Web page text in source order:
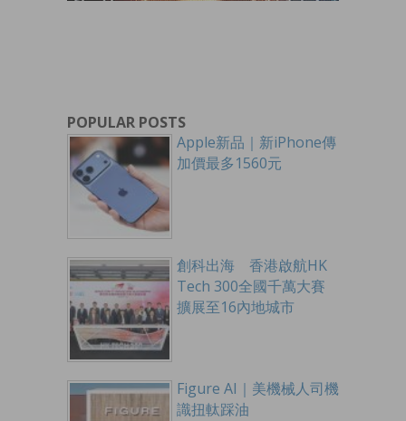
POPULAR POSTS
Apple新品｜新iPhone傳
加價最多1560元
創科出海 香港啟航HK
Tech 300全國千萬大賽
擴展至16內地城市
Figure AI｜美機械人司機
識扭軚踩油